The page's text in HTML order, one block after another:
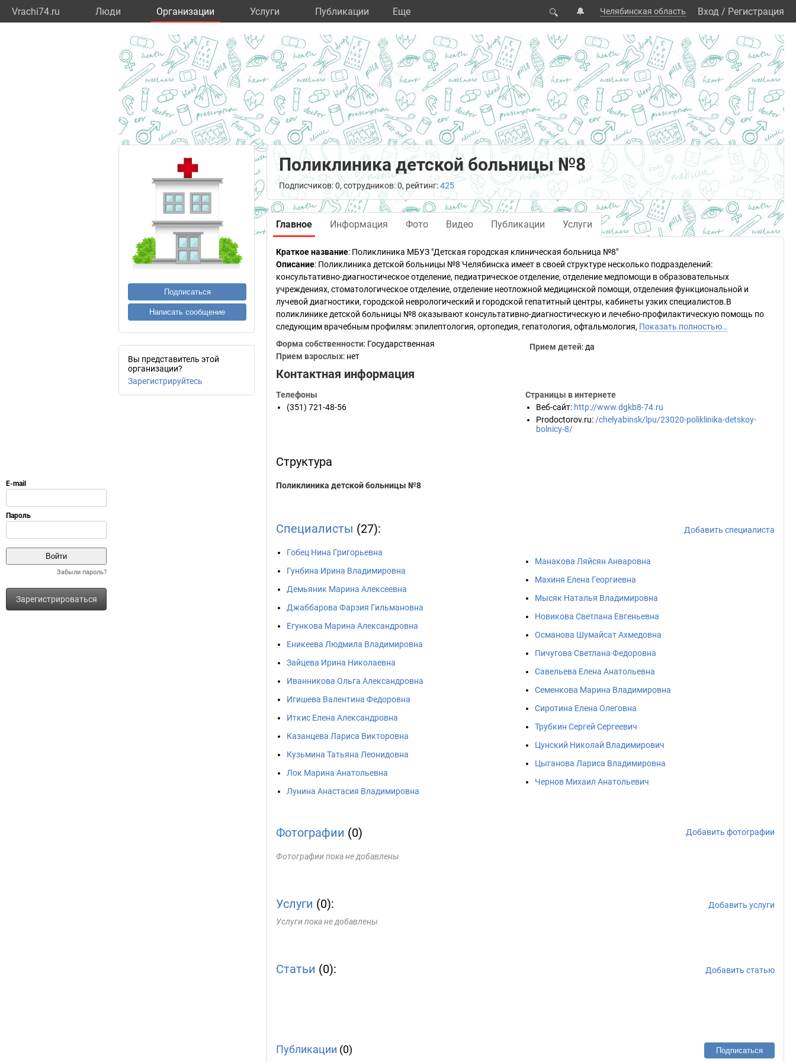
Vrachi74.ru Люди Организации Услуги Публикации Eще 🔍 🔔 Челябинская область Вход / Регистрация
Забыли пароль?
Зарегистрироваться
Подписаться
Написать сообщение
Вы представитель этой
организации?
Зарегистрируйтесь
Поликлиника детской больницы №8
Подписчиков: 0, сотрудников: 0, рейтинг:425
Главное Информация Фото Видео Публикации Услуги
Краткое название: Поликлиника МБУЗ "Детская городская клиническая больница №8"
Описание: Поликлиника детской больницы №8 Челябинска имеет в своей структуре несколько подразделений:
консультативно-диагностическое отделение, педиатрическое отделение, отделение медпомощи в образовательных
учреждениях, стоматологическое отделение, отделение неотложной медицинской помощи, отделения функциональной и
лучевой диагностики, городской неврологический и городской гепатитный центры, кабинеты узких специалистов.В
поликлинике детской больницы №8 оказывают консультативно-диагностическую и лечебно-профилактическую помощь по
следующим врачебным профилям: эпилептология, ортопедия, гепатология, офтальмология, Показать полностью…
Форма собственности: Государственная
Прием взрослых: нет
Прием детей: да
Контактная информация
Телефоны
(351) 721-48-56
Страницы в интернете
Веб-сайт: http://www.dgkb8-74.ru
Prodoctorov.ru: /chelyabinsk/lpu/23020-poliklinika-detskoy-
bolnicy-8/
Структура
Поликлиника детской больницы №8
Специалисты (27): Добавить специалиста
Гобец Нина Григорьевна
Гунбина Ирина Владимировна
Демьяник Марина Алексеевна
Джаббарова Фарзия Гильмановна
Егункова Марина Александровна
Еникеева Людмила Владимировна
Зайцева Ирина Николаевна
Иванникова Ольга Александровна
Игишева Валентина Федоровна
Иткис Елена Александровна
Казанцева Лариса Викторовна
Кузьмина Татьяна Леонидовна
Лок Марина Анатольевна
Лунина Анастасия Владимировна
Манакова Ляйсян Анваровна
Махиня Елена Георгиевна
Мысяк Наталья Владимировна
Новикова Светлана Евгеньевна
Османова Шумайсат Ахмедовна
Пичугова Светлана Федоровна
Савельева Елена Анатольевна
Семенкова Марина Владимировна
Сиротина Елена Олеговна
Трубкин Сергей Сергеевич
Цунский Николай Владимирович
Цыганова Лариса Владимировна
Чернов Михаил Анатольевич
Фотографии (0) Добавить фотографии
Фотографии пока не добавлены
Услуги (0):
Добавить услуги
Услуги пока не добавлены
Статьи (0): Добавить статью
Публикации (0) Подписаться